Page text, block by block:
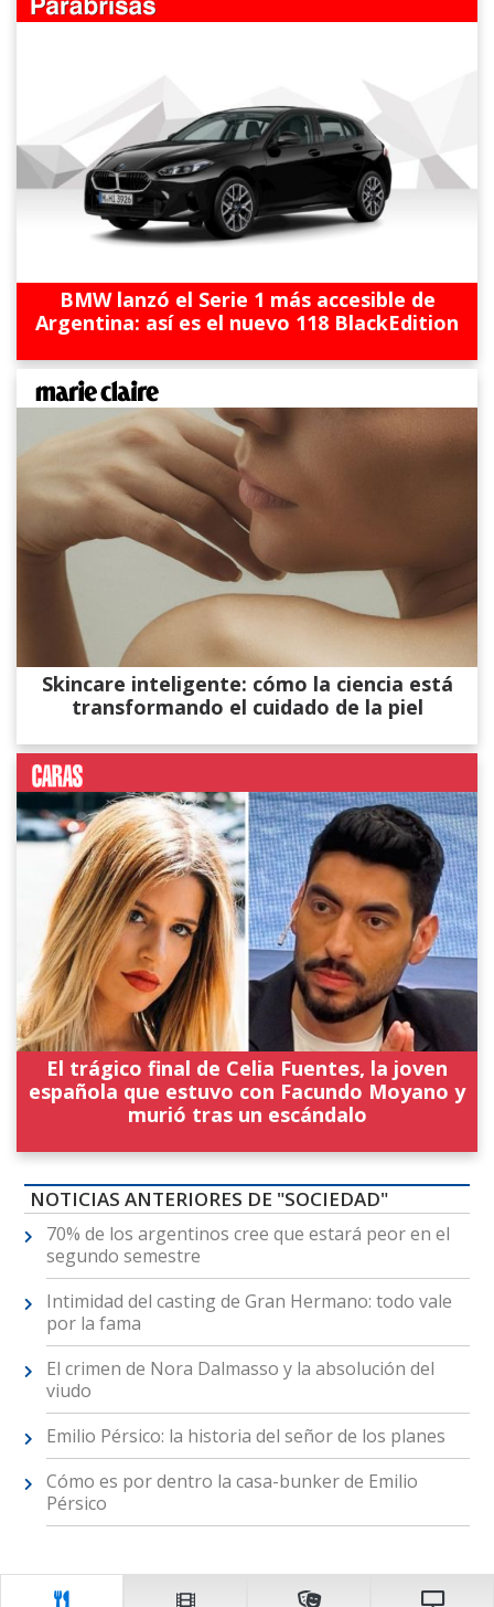
BMW lanzó el Serie 1 más accesible de
Argentina: así es el nuevo 118 BlackEdition
Skincare inteligente: cómo la ciencia está
transformando el cuidado de la piel
El trágico final de Celia Fuentes, la joven
española que estuvo con Facundo Moyano y
murió tras un escándalo
NOTICIAS ANTERIORES DE "SOCIEDAD"
70% de los argentinos cree que estará peor en el
segundo semestre
Intimidad del casting de Gran Hermano: todo vale
por la fama
El crimen de Nora Dalmasso y la absolución del
viudo
Emilio Pérsico: la historia del señor de los planes
Cómo es por dentro la casa-bunker de Emilio
Pérsico